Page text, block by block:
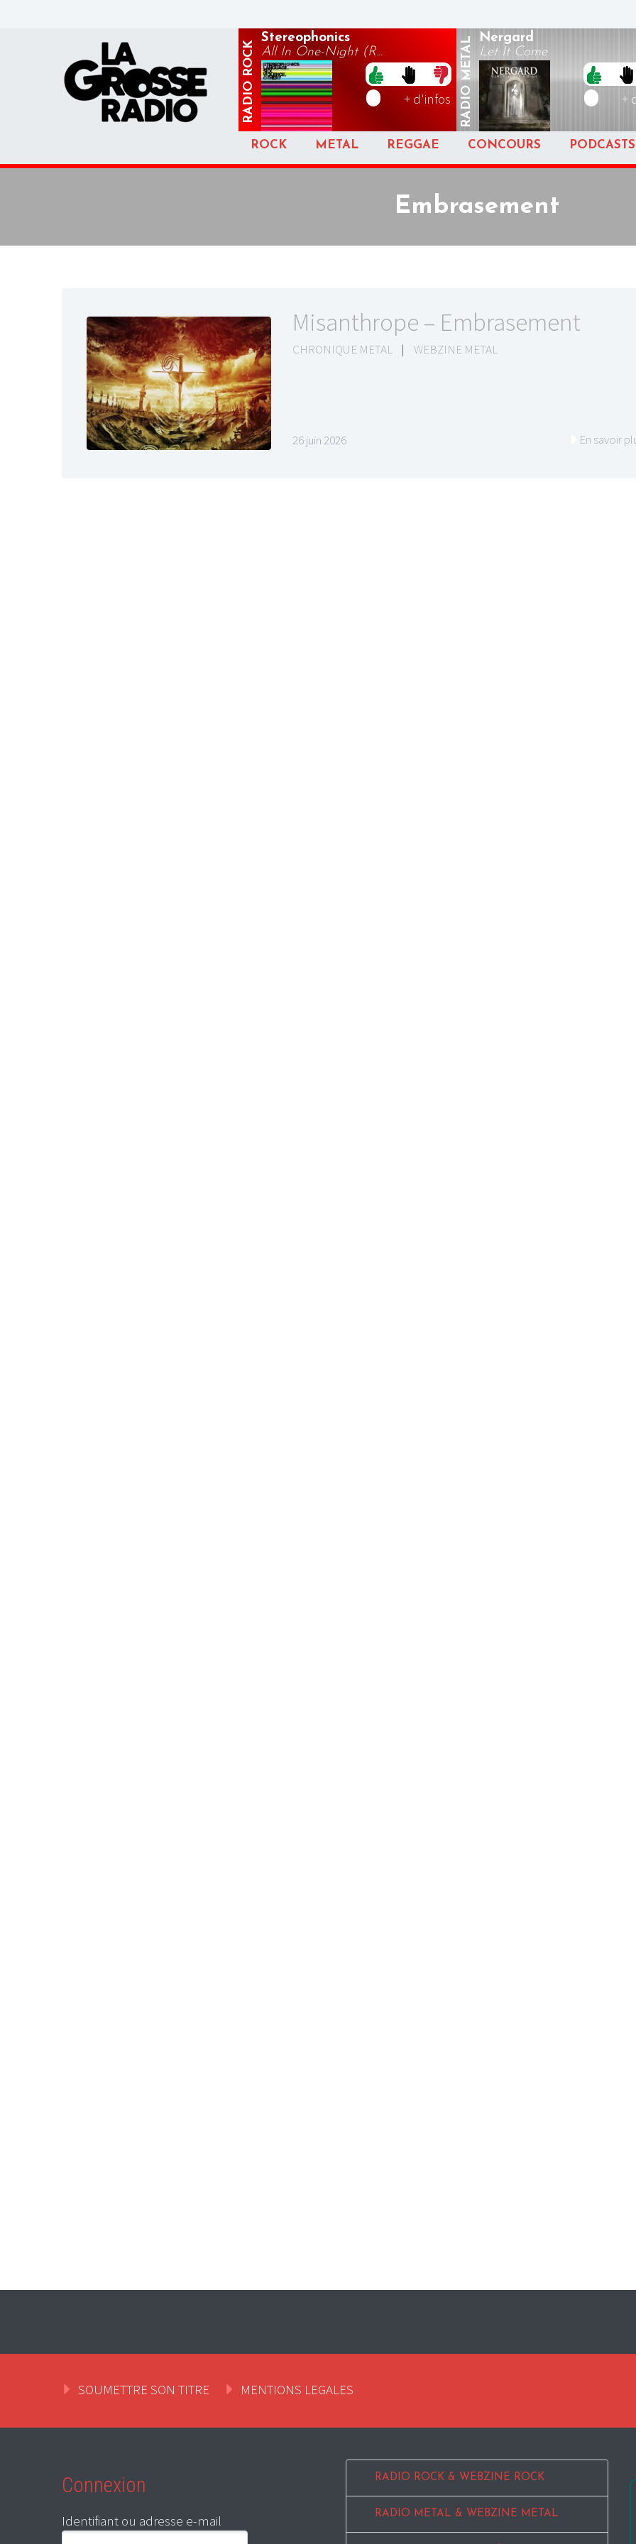
RADIO
ROCK
Stereophonics
All In One-Night (R...
+ d'infos RADIO
METAL Nergard
Let It Come
+
ROCK METAL REGGAE CONCOURS PODCASTS
Embrasement
Misanthrope – Embrasement
CHRONIQUE METAL | WEBZINE METAL
26 juin 2026 En savoir
SOUMETTRE SON TITRE MENTIONS LEGALES
Connexion
Identifiant ou adresse e-mail
RADIO ROCK & WEBZINE ROCK
RADIO METAL & WEBZINE METAL